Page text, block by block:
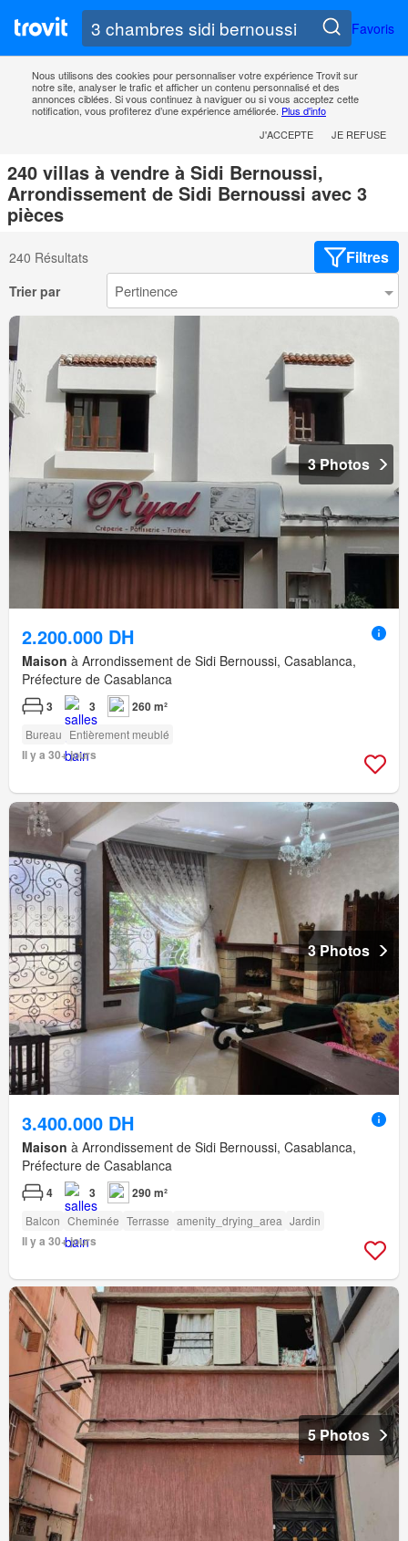
Favoris
Nous utilisons des cookies pour personnaliser votre expérience Trovit sur
notre site, analyser le trafic et afficher un contenu personnalisé et des
annonces ciblées. Si vous continuez à naviguer ou si vous acceptez cette
notification, vous profiterez d’une expérience améliorée. Plus d'info
J'ACCEPTE
JE REFUSE
240 villas à vendre à Sidi Bernoussi,
Arrondissement de Sidi Bernoussi avec 3
pièces
240 Résultats Filtres
Trier par
3 Photos
2.200.000 DH
Maison à Arrondissement de Sidi Bernoussi, Casablanca,
Préfecture de Casablanca
3 3 260 m²
Bureau Entièrement meublé
Il y a 30+ jours
3 Photos
3.400.000 DH
Maison à Arrondissement de Sidi Bernoussi, Casablanca,
Préfecture de Casablanca
4 3 290 m²
Balcon Cheminée Terrasse amenity_drying_area Jardin
Il y a 30+ jours
5 Photos